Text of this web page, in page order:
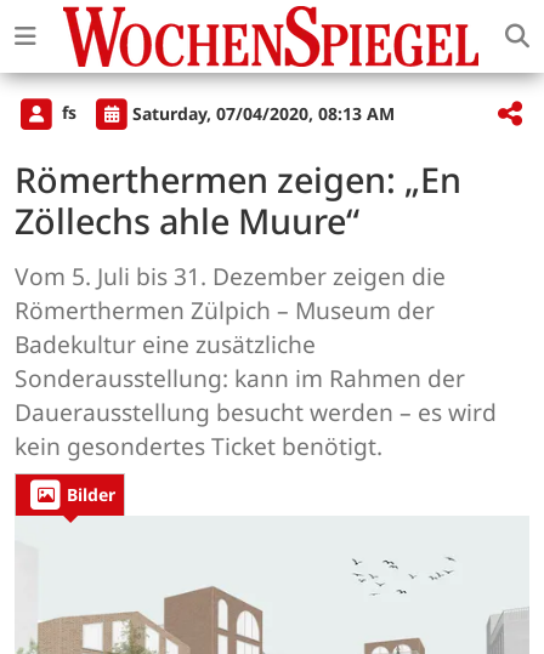
fs Saturday, 07/04/2020, 08:13 AM
Römerthermen zeigen: „En
Zöllechs ahle Muure“
Vom 5. Juli bis 31. Dezember zeigen die
Römerthermen Zülpich – Museum der
Badekultur eine zusätzliche
Sonderausstellung: kann im Rahmen der
Dauerausstellung besucht werden – es wird
kein gesondertes Ticket benötigt.
Bilder